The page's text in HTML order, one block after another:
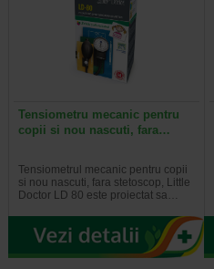
Tensiometru mecanic pentru
copii si nou nascuti, fara…
Tensiometrul mecanic pentru copii
si nou nascuti, fara stetoscop, Little
Doctor LD 80 este proiectat sa…